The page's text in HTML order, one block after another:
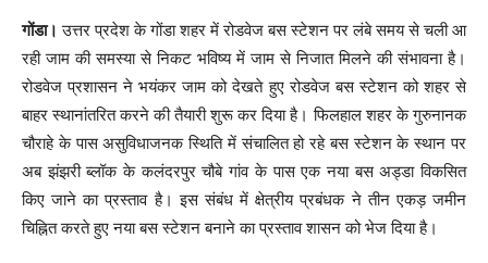
गोंडा। उत्तर प्रदेश के गोंडा शहर में रोडवेज बस स्टेशन पर लंबे समय से चली आ
रही जाम की समस्या से निकट भविष्य में जाम से निजात मिलने की संभावना है।
रोडवेज प्रशासन ने भयंकर जाम को देखते हुए रोडवेज बस स्टेशन को शहर से
बाहर स्थानांतरित करने की तैयारी शुरू कर दिया है। फिलहाल शहर के गुरुनानक
चौराहे के पास असुविधाजनक स्थिति में संचालित हो रहे बस स्टेशन के स्थान पर
अब झंझरी ब्लॉक के कलंदरपुर चौबे गांव के पास एक नया बस अड्डा विकसित
किए जाने का प्रस्ताव है। इस संबंध में क्षेत्रीय प्रबंधक ने तीन एकड़ जमीन
चिह्नित करते हुए नया बस स्टेशन बनाने का प्रस्ताव शासन को भेज दिया है।